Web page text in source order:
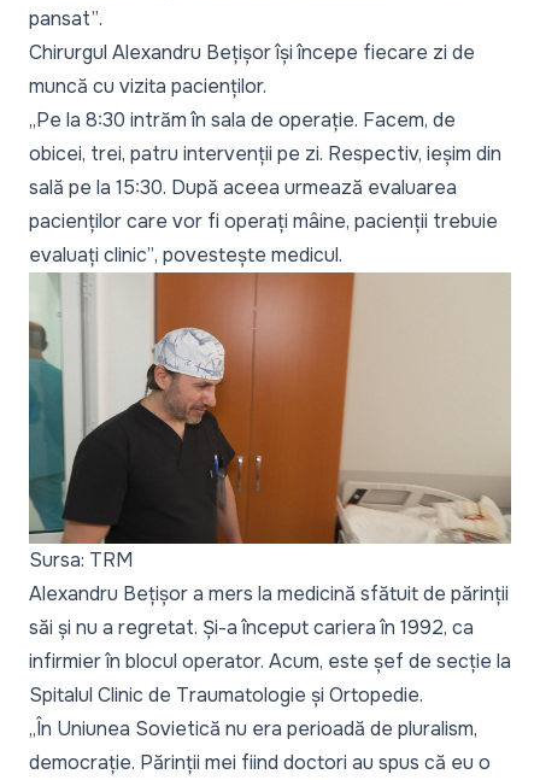
pansat”.
Chirurgul Alexandru Bețișor își începe fiecare zi de
muncă cu vizita pacienților.
„Pe la 8:30 intrăm în sala de operație. Facem, de
obicei, trei, patru intervenții pe zi. Respectiv, ieșim din
sală pe la 15:30. După aceea urmează evaluarea
pacienților care vor fi operați mâine, pacienții trebuie
evaluați clinic”, povestește medicul.
Sursa: TRM
Alexandru Bețișor a mers la medicină sfătuit de părinții
săi și nu a regretat. Și-a început cariera în 1992, ca
infirmier în blocul operator. Acum, este șef de secție la
Spitalul Clinic de Traumatologie și Ortopedie.
„În Uniunea Sovietică nu era perioadă de pluralism,
democrație. Părinții mei fiind doctori au spus că eu o